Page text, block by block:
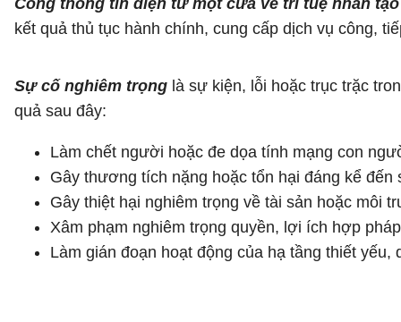
Cổng thông tin điện tử một cửa về trí tuệ nhân tạo
kết quả thủ tục hành chính, cung cấp dịch vụ công,
Sự cố nghiêm trọng là sự kiện, lỗi hoặc trục trặc
quả sau đây:
Làm chết người hoặc đe dọa tính mạng con
Gây thương tích nặng hoặc tổn hại đáng kể
Gây thiệt hại nghiêm trọng về tài sản hoặc môi
Xâm phạm nghiêm trọng quyền, lợi ích hợp
Làm gián đoạn hoạt động của hạ tầng thiết